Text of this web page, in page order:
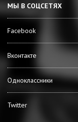
МЫ В СОЦСЕТЯХ
Facebook
Вконтакте
Одноклассники
Twitter